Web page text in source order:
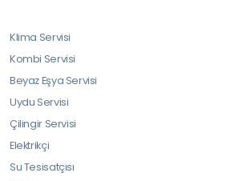
Klima Servisi
Kombi Servisi
Beyaz Eşya Servisi
Uydu Servisi
Çilingir Servisi
Elektrikçi
Su Tesisatçısı